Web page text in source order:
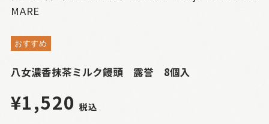
MARE
おすすめ
八女濃香抹茶ミルク饅頭 露誉 8個入
¥1,520 税込